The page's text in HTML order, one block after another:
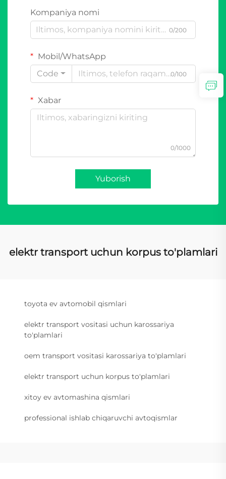
Kompaniya nomi
0/200
Mobil/WhatsApp
Code
0/100
Xabar
0/1000
Yuborish
elektr transport uchun korpus to'plamlari
toyota ev avtomobil qismlari
elektr transport vositasi uchun karossariya
to'plamlari
oem transport vositasi karossariya to'plamlari
elektr transport uchun korpus to'plamlari
xitoy ev avtomashina qismlari
professional ishlab chiqaruvchi avtoqismlar